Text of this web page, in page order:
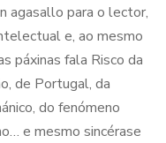
agasallo para o lector,
e, ao mesmo
páxinas fala Risco da
de Portugal, da
do fenómeno
e mesmo sincérase